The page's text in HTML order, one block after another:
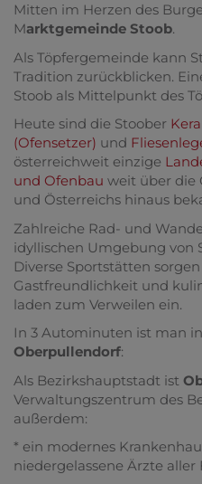
Mitten im Herzen des
Marktgemeinde Stoob.
Als Töpfergemeinde kann
Tradition zurückblicken.
Stoob als Mittelpunkt des
Heute sind die Stoober
(Ofensetzer) und
österreichweit einzige
und Ofenbau weit über die
und Österreichs hinaus
Zahlreiche Rad- und
idyllischen Umgebung von
Diverse Sportstätten
Gastfreundlichkeit und
laden zum Verweilen ein.
In 3 Autominuten ist man
Oberpullendorf:
Als Bezirkshauptstadt ist
Verwaltungszentrum des
außerdem:
* ein modernes
niedergelassene Ärzte